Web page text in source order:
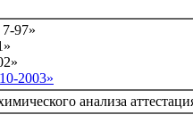
97»
2003»
анализа